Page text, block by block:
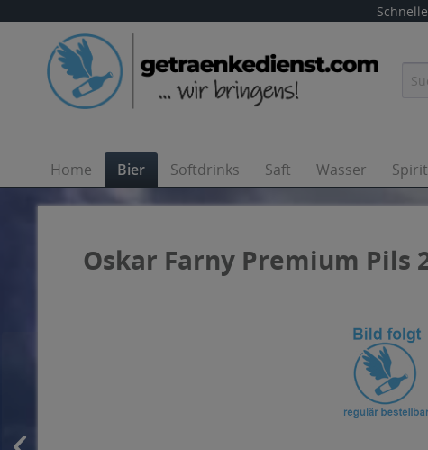
Home Bier Softdrinks Saft Wasser
Oskar Farny Premium Pils